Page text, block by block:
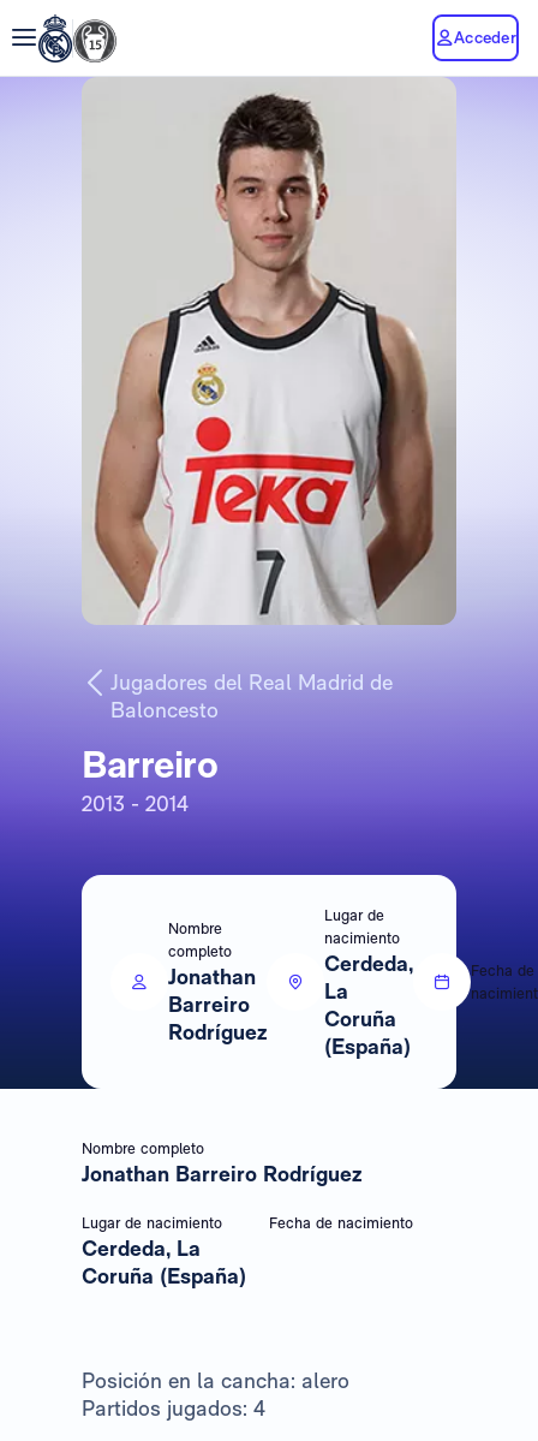
Acceder
Jugadores del Real Madrid de
Baloncesto
Barreiro
2013 - 2014
Nombre
completo
Jonathan
Barreiro
Rodríguez
Lugar de
nacimiento
Cerdeda,
La
Coruña
(España)
Fecha de
Nombre completo
Jonathan Barreiro Rodríguez
Lugar de nacimiento
Cerdeda, La
Coruña (España)
Fecha de nacimiento
Posición en la cancha: alero
Partidos jugados: 4